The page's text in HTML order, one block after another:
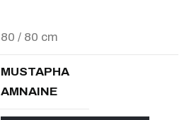
80 / 80 cm
MUSTAPHA
AMNAINE